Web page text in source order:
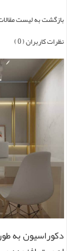
بازگشت به لیست
نظرات کاربران ( 0 )
دکوراسیون به